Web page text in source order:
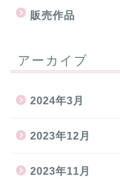
販売作品
アーカイブ
2024年3月
2023年12月
2023年11月